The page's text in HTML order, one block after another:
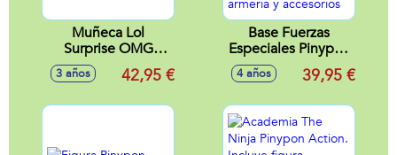
Muñeca Lol
Surprise OMG
Travel Sunset con
accesorios de viaje
3 años 42,95 €
Base Fuerzas
Especiales Pinypon
Action con
plataforma de
figura, helicóptero,
armeria y
accesorios
4 años 39,95 €